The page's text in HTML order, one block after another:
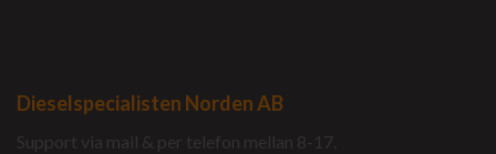
Dieselspecialisten Norden AB
Support via mail & per telefon mellan 8-17.